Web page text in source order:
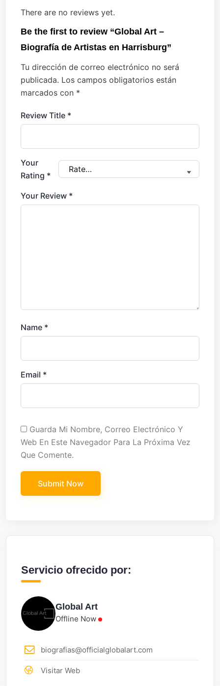
There are no reviews yet.
Be the first to review “Global Art –
Biografía de Artistas en Harrisburg”
Tu dirección de correo electrónico no será
publicada. Los campos obligatorios están
marcados con *
Review Title *
Your
Rating *
Your Review *
Name *
Email *
Guarda Mi Nombre, Correo Electrónico Y
Web En Este Navegador Para La Próxima Vez
Que Comente.
Servicio ofrecido por:
Global Art
Offline Now
biografias@officialglobalart.com
Visitar Web